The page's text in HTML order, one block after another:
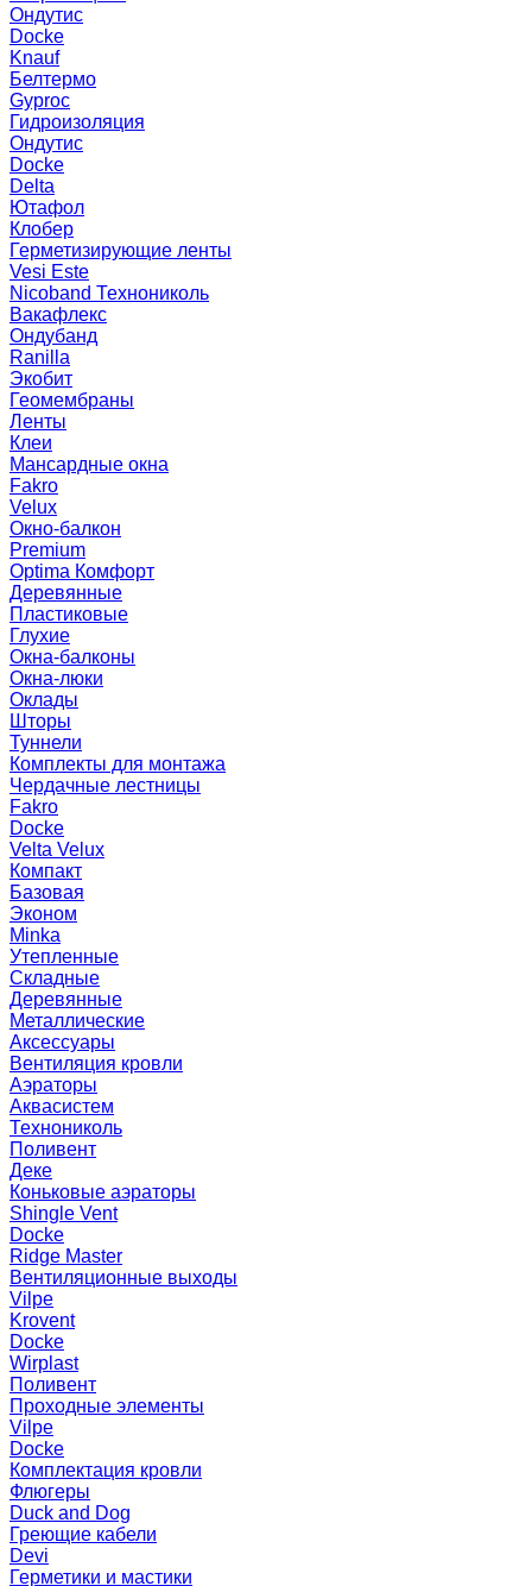
Ондутис
Docke
Knauf
Белтермо
Gyproc
Гидроизоляция
Ондутис
Docke
Delta
Ютафол
Клобер
Герметизирующие ленты
Vesi Este
Nicoband Технониколь
Вакафлекс
Ондубанд
Ranilla
Экобит
Геомембраны
Ленты
Клеи
Мансардные окна
Fakro
Velux
Окно-балкон
Premium
Optima Комфорт
Деревянные
Пластиковые
Глухие
Окна-балконы
Окна-люки
Оклады
Шторы
Туннели
Комплекты для монтажа
Чердачные лестницы
Fakro
Docke
Velta Velux
Компакт
Базовая
Эконом
Minka
Утепленные
Складные
Деревянные
Металлические
Аксессуары
Вентиляция кровли
Аэраторы
Аквасистем
Технониколь
Поливент
Деке
Коньковые аэраторы
Shingle Vent
Docke
Ridge Master
Вентиляционные выходы
Vilpe
Krovent
Docke
Wirplast
Поливент
Проходные элементы
Vilpe
Docke
Комплектация кровли
Флюгеры
Duck and Dog
Греющие кабели
Devi
Герметики и мастики